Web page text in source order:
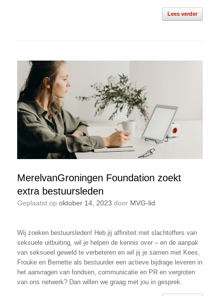
Lees verder
MerelvanGroningen Foundation zoekt
extra bestuursleden
Geplaatst op oktober 14, 2023 door MVG-lid
Wij zoeken bestuursleden! Heb jij affiniteit met slachtoffers van
seksuele uitbuiting, wil je helpen de kennis over – en de aanpak
van seksueel geweld te verbeteren en wil jij je samen met Kees,
Frouke en Bernette als bestuurder een actieve bijdrage leveren in
het aanvragen van fondsen, communicatie en PR en vergroten
van ons netwerk? Dan willen we graag met jou in gesprek.